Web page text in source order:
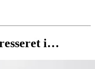
i…